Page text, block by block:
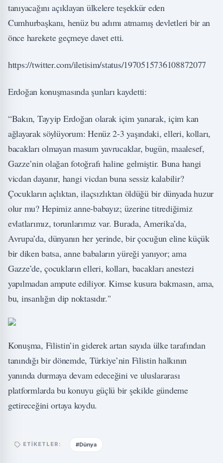
tanıyacağını açıklayan ülkelere teşekkür eden
Cumhurbaşkanı, henüz bu adımı atmamış devletleri bir an
önce harekete geçmeye davet etti.
https://twitter.com/iletisim/status/1970515736108872077
Erdoğan konuşmasında şunları kaydetti:
“Bakın, Tayyip Erdoğan olarak içim yanarak, içim kan
ağlayarak söylüyorum: Henüz 2-3 yaşındaki, elleri, kolları,
bacakları olmayan masum yavrucaklar, bugün, maalesef,
Gazze’nin olağan fotoğrafı haline gelmiştir. Buna hangi
vicdan dayanır, hangi vicdan buna sessiz kalabilir?
Çocukların açlıktan, ilaçsızlıktan öldüğü bir dünyada huzur
olur mu? Hepimiz anne-babayız; üzerine titrediğimiz
evlatlarımız, torunlarımız var. Burada, Amerika’da,
Avrupa’da, dünyanın her yerinde, bir çocuğun eline küçük
bir diken batsa, anne babaların yüreği yanıyor; ama
Gazze’de, çocukların elleri, kolları, bacakları anestezi
yapılmadan ampute ediliyor. Kimse kusura bakmasın, ama,
bu, insanlığın dip noktasıdır."
Konuşma, Filistin’in giderek artan sayıda ülke tarafından
tanındığı bir dönemde, Türkiye’nin Filistin halkının
yanında durmaya devam edeceğini ve uluslararası
platformlarda bu konuyu güçlü bir şekilde gündeme
getireceğini ortaya koydu.
ETIKETLER: #Dünya